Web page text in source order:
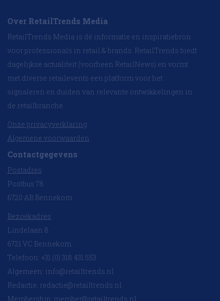
Over RetailTrends Media
RetailTrends Media is dé informatie en inspiratiebron
voor professionals in retail & brands. RetailTrends biedt
dagelijkse actualiteit (voorheen RetailNews) en vormt
met diverse retailevents een platform voor het
signaleren en duiden van relevante ontwikkelingen in
de retailbranche.
Onze privacyverklaring
Algemene voorwaarden
Contactgegevens
Postadres
Postbus 78
6720 AB Bennekom
Bezoekadres
Lindelaan 8
6721 VC Bennekom
Telefoon: +31 (0) 318 431 553
Algemeen: info@retailtrends.nl
Redactie: redactie@retailtrends.nl
Membership: member@retailtrends.nl